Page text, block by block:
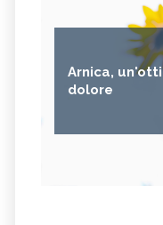
Arnica,
dolore